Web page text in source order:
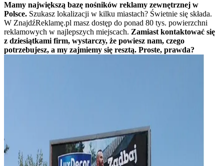
Mamy największą bazę nośników reklamy zewnętrznej w
Polsce. Szukasz lokalizacji w kilku miastach? Świetnie się składa.
W ZnajdźReklamę.pl masz dostęp do ponad 80 tys. powierzchni
reklamowych w najlepszych miejscach. Zamiast kontaktować się
z dziesiątkami firm, wystarczy, że powiesz nam, czego
potrzebujesz, a my zajmiemy się resztą. Proste, prawda?